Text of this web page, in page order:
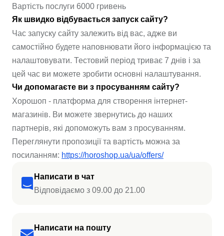
Написати в чат
Відповідаємо з 09.00 до 21.00
Написати на пошту
Вартість послуги 6000 гривень
Як швидко відбувається запуск сайту?
Час запуску сайту залежить від вас, адже ви
самостійно будете наповнювати його інформацією та
налаштовувати. Тестовий період триває 7 днів і за
цей час ви можете зробити основні налаштування.
Чи допомагаєте ви з просуванням сайту?
Хорошоп - платформа для створення інтернет-
магазинів. Ви можете звернутись до наших
партнерів, які допоможуть вам з просуванням.
Переглянути пропозиції та вартість можна за
посиланням: https://horoshop.ua/ua/offers/